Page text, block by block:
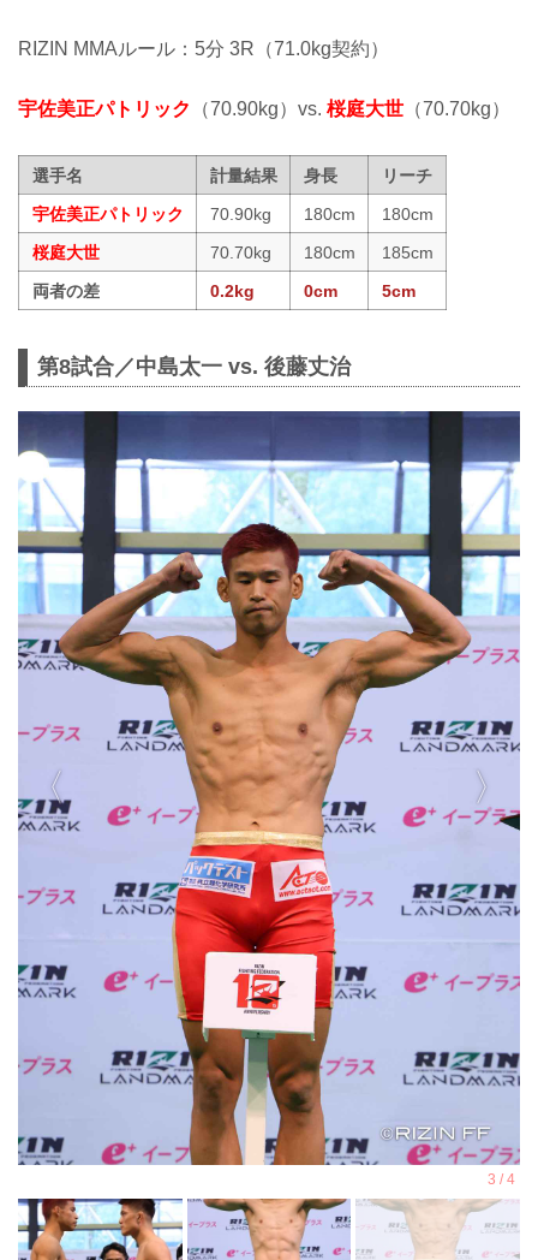
RIZIN MMAルール：5分 3R（71.0kg契約）
宇佐美正パトリック （70.90kg）vs. 桜庭大世 （70.70kg）
選手名 計量結果 身長
リーチ
宇佐美正パトリック
70.90kg 180cm
180cm
桜庭大世
70.70kg 180cm
185cm
両者の差
0.2kg 0cm 5cm
第8試合／中島太一 vs. 後藤丈治